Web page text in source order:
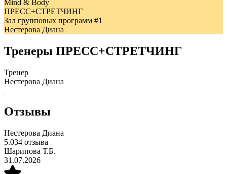
Mind & Body
ПРЕСС+СТРЕТЧИНГ
Зал групповых программ #1
Нестерова Диана
Тренеры ПРЕСС+СТРЕТЧИНГ
Тренер
Нестерова Диана
Отзывы
Нестерова Диана
5.034 отзыва
Шарипова Т.Б.
31.07.2026